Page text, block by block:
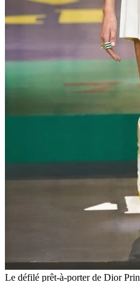
Le défilé prêt-à-porter de Dior